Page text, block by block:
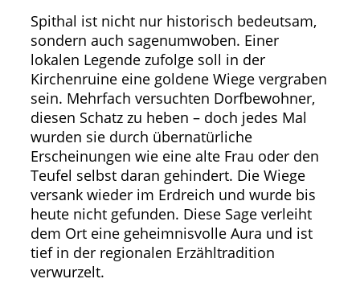
Spithal ist nicht nur historisch bedeutsam,
sondern auch sagenumwoben. Einer
lokalen Legende zufolge soll in der
Kirchenruine eine goldene Wiege vergraben
sein. Mehrfach versuchten Dorfbewohner,
diesen Schatz zu heben – doch jedes Mal
wurden sie durch übernatürliche
Erscheinungen wie eine alte Frau oder den
Teufel selbst daran gehindert. Die Wiege
versank wieder im Erdreich und wurde bis
heute nicht gefunden. Diese Sage verleiht
dem Ort eine geheimnisvolle Aura und ist
tief in der regionalen Erzähltradition
verwurzelt.